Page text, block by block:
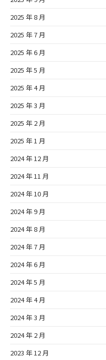
2025 年 8 月
2025 年 7 月
2025 年 6 月
2025 年 5 月
2025 年 4 月
2025 年 3 月
2025 年 2 月
2025 年 1 月
2024 年 12 月
2024 年 11 月
2024 年 10 月
2024 年 9 月
2024 年 8 月
2024 年 7 月
2024 年 6 月
2024 年 5 月
2024 年 4 月
2024 年 3 月
2024 年 2 月
2023 年 12 月